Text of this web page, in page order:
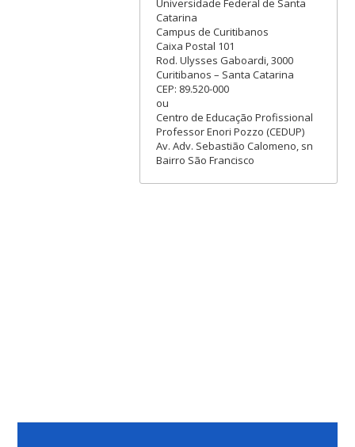
Universidade Federal de Santa
Catarina
Campus de Curitibanos
Caixa Postal 101
Rod. Ulysses Gaboardi, 3000
Curitibanos – Santa Catarina
CEP: 89.520-000
ou
Centro de Educação Profissional
Professor Enori Pozzo (CEDUP)
Av. Adv. Sebastião Calomeno, sn
Bairro São Francisco